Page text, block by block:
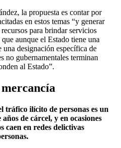
la propuesta es contar por
en estos temas “y generar
para brindar servicios
aunque el Estado tiene una
una designación específica de
no gubernamentales terminan
al Estado”.
tráfico ilícito de personas es un
de cárcel, y en ocasiones
caen en redes delictivas